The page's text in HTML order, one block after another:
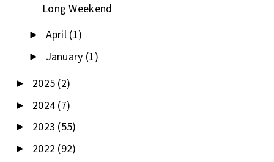
Long Weekend
► April (1)
► January (1)
► 2025 (2)
► 2024 (7)
► 2023 (55)
► 2022 (92)